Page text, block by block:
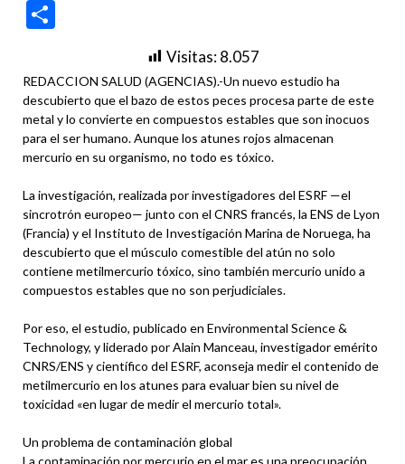
Visitas:8.057
REDACCION SALUD (AGENCIAS).-Un nuevo estudio ha
descubierto que el bazo de estos peces procesa parte de este
metal y lo convierte en compuestos estables que son inocuos
para el ser humano. Aunque los atunes rojos almacenan
mercurio en su organismo, no todo es tóxico.
La investigación, realizada por investigadores del ESRF —el
sincrotrón europeo— junto con el CNRS francés, la ENS de Lyon
(Francia) y el Instituto de Investigación Marina de Noruega, ha
descubierto que el músculo comestible del atún no solo
contiene metilmercurio tóxico, sino también mercurio unido a
compuestos estables que no son perjudiciales.
Por eso, el estudio, publicado en Environmental Science &
Technology, y liderado por Alain Manceau, investigador emérito
CNRS/ENS y científico del ESRF, aconseja medir el contenido de
metilmercurio en los atunes para evaluar bien su nivel de
toxicidad «en lugar de medir el mercurio total».
Un problema de contaminación global